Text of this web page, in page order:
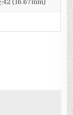
:42 (16.67mm)